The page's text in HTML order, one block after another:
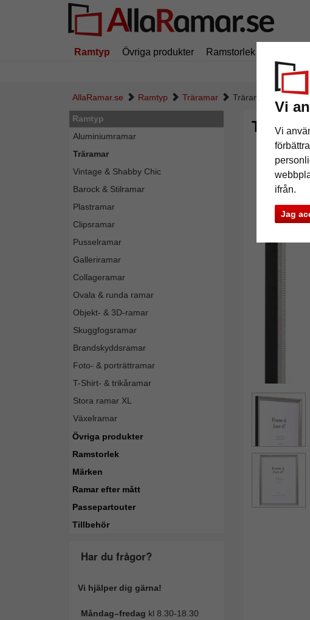
Vi
Vi
ifrån.
Jag
Ramtyp Övriga produkter Ramstorlek
195
AllaRamar.se Ramtyp Träramar Träram Marsac
Ramtyp
Aluminiumramar
Träramar
Vintage & Shabby Chic
Barock & Stilramar
Plastramar
Clipsramar
Pusselramar
Galleriramar
Collageramar
Ovala & runda ramar
Objekt- & 3D-ramar
Skuggfogsramar
Brandskyddsramar
Foto- & porträttramar
T-Shirt- & trikåramar
Stora ramar XL
Växelramar
Övriga produkter
Ramstorlek
Märken
Ramar efter mått
Passepartouter
Tillbehör
Har du frågor?
Vi hjälper dig gärna!
Måndag–fredag kl 8.30-18.30
Träram